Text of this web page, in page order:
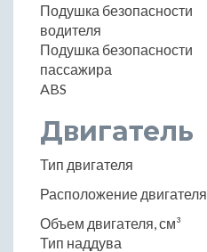
Подушка безопасности
водителя
Подушка безопасности
пассажира
ABS
Двигатель
Тип двигателя
Расположение двигателя
Объем двигателя, см³
Тип наддува